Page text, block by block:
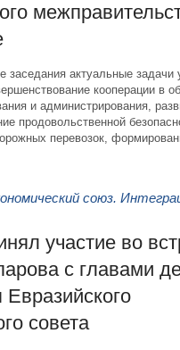
заседания актуальные задачи
кооперации в
и администрирования,
продовольственной
перевозок,
союз.
участие во
с главами
Евразийского
совета